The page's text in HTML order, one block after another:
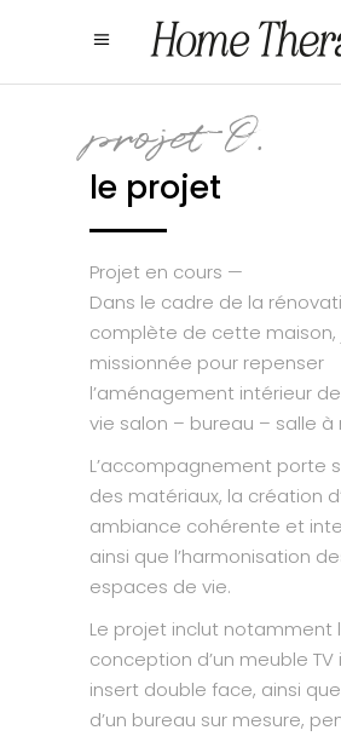
projet O.
le projet
Projet en cours —
Dans le cadre de la
complète de cette maison,
missionnée pour repenser
l’aménagement intérieur
vie salon – bureau – salle à
L’accompagnement porte
des matériaux, la création
ambiance cohérente et
ainsi que l’harmonisation
espaces de vie.
Le projet inclut notamment
conception d’un meuble
insert double face, ainsi
d’un bureau sur mesure,